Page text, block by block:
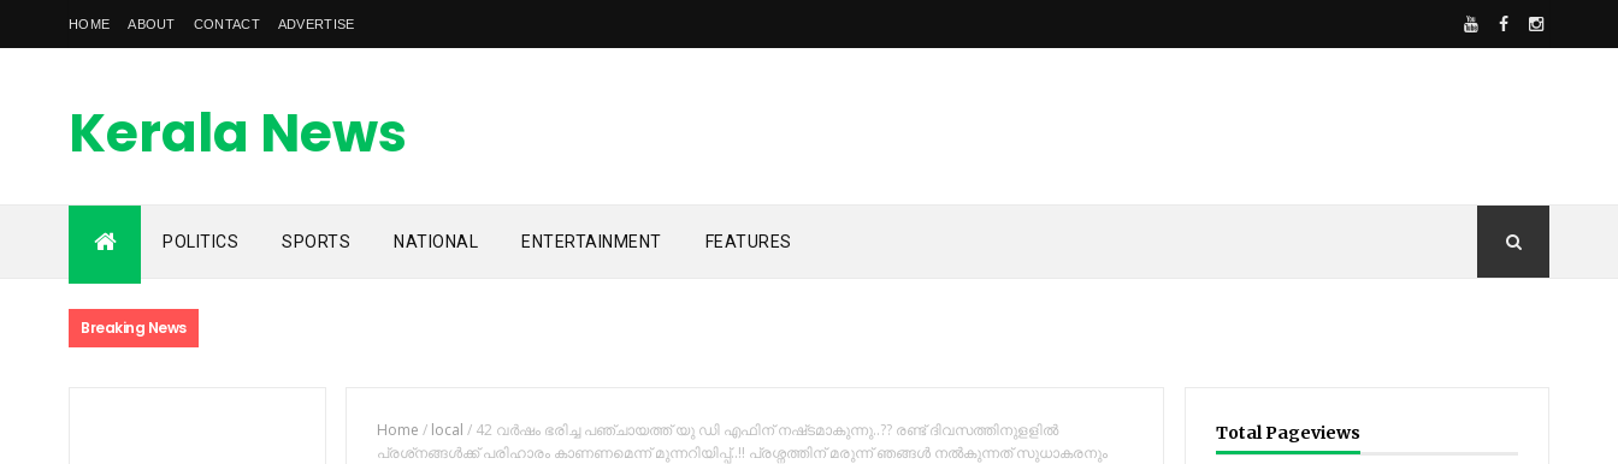
HOME ABOUT CONTACT ADVERTISE
Kerala News
Feed
kerala news feed is the one of the best malayalam online
POLITICS SPORTS NATIONAL ENTERTAINMENT FEATURES
Breaking News
Home / local / 42 വര്‍ഷം ഭരിച്ച പഞ്ചായത്ത് യു ഡി എഫിന് നഷ്‌ടമാകുന്നു..?? രണ്ട് ദിവസത്തിനുളളില്‍
പ്രശ്‌നങ്ങള്‍ക്ക് പരിഹാരം കാണണമെന്ന് മുന്നറിയിപ്പ്..!! പ്രശ്നത്തിന് മരുന്ന് ഞങ്ങൾ നൽകുന്നത് സുധാകരനും
Total Pageviews